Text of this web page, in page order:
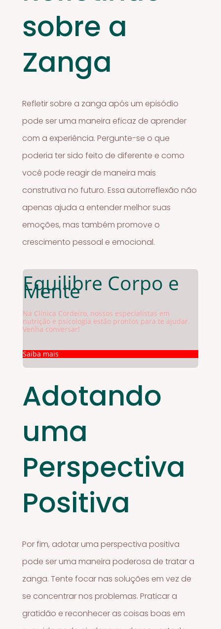
sobre a
Zanga
Refletir sobre a zanga após um episódio
pode ser uma maneira eficaz de aprender
com a experiência. Pergunte-se o que
poderia ter sido feito de diferente e como
você pode reagir de maneira mais
construtiva no futuro. Essa autorreflexão não
apenas ajuda a entender melhor suas
emoções, mas também promove o
crescimento pessoal e emocional.
Equilibre Corpo e
Mente
Na Clínica Cordeiro, nossos especialistas em
nutrição e psicologia estão prontos para te ajudar.
Venha conversar!
Saiba mais
Adotando
uma
Perspectiva
Positiva
Por fim, adotar uma perspectiva positiva
pode ser uma maneira poderosa de tratar a
zanga. Tente focar nas soluções em vez de
se concentrar nos problemas. Praticar a
gratidão e reconhecer as coisas boas em